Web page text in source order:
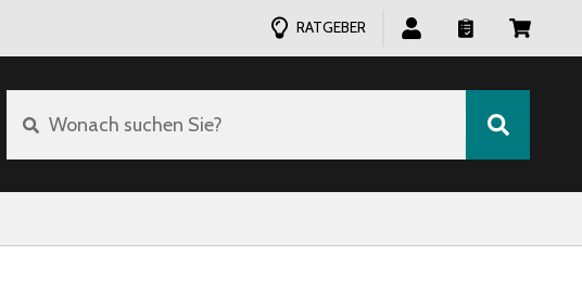
RATGEBER
Wonach suchen Sie?